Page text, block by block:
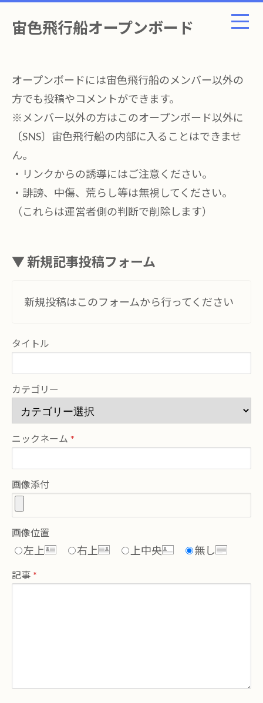
宙色飛行船オープンボード
オープンボードには宙色飛行船のメンバー以外の
方でも投稿やコメントができます。
※メンバー以外の方はこのオープンボード以外に
〔SNS〕宙色飛行船の内部に入ることはできませ
ん。
・リンクからの誘導にはご注意ください。
・誹謗、中傷、荒らし等は無視してください。
（これらは運営者側の判断で削除します）
▼ 新規記事投稿フォーム
新規投稿はこのフォームから行ってください
タイトル
カテゴリー
ニックネーム
画像添付
画像位置
左上 右上 上中央 無し
記事